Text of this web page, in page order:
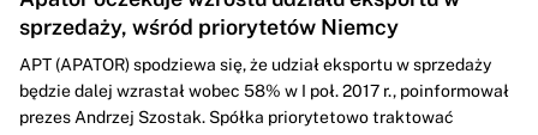
sprzedaży, wśród priorytetów Niemcy
APT (APATOR) spodziewa się, że udział eksportu w sprzedaży
będzie dalej wzrastał wobec 58% w I poł. 2017 r., poinformował
prezes Andrzej Szostak. Spółka priorytetowo traktować